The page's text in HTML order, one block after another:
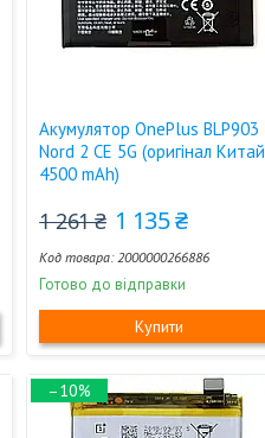
Акумулятор OnePlus BLP903
Nord 2 CE 5G (оригінал Китай
4500 mAh)
1 261 ₴ 1 135 ₴
2000000266886
Готово до відправки
Купити
–10%